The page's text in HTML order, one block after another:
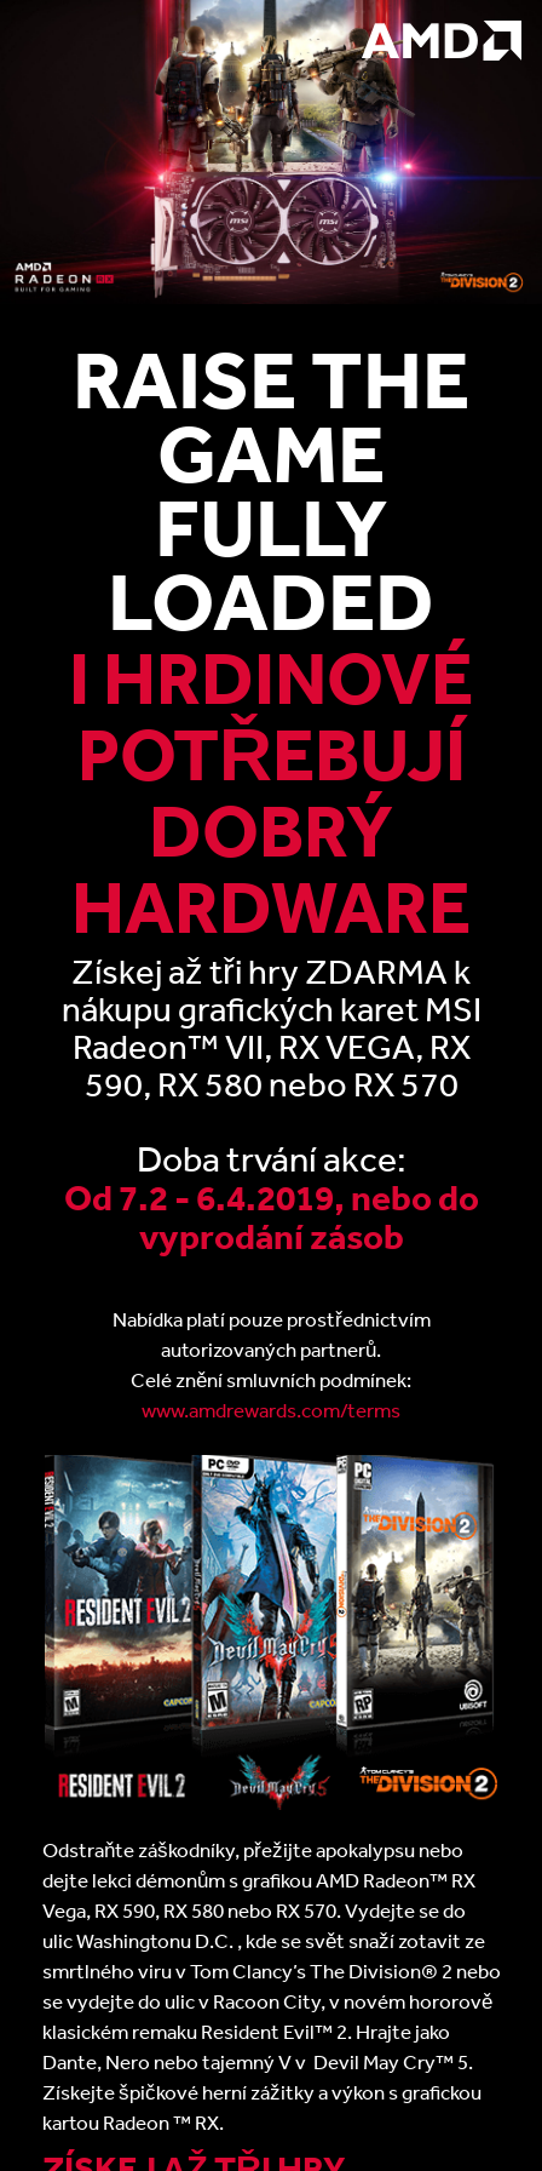
RAISE THE
GAME
FULLY
LOADED
I HRDINOVÉ
POTŘEBUJÍ
DOBRÝ
HARDWARE
Získej až tři hry ZDARMA k
nákupu grafických karet MSI
Radeon™ VII, RX VEGA, RX
590, RX 580 nebo RX 570
Doba trvání akce:
Od 7.2 - 6.4.2019, nebo do
vyprodání zásob
Nabídka platí pouze prostřednictvím
autorizovaných partnerů.
Celé znění smluvních podmínek:
www.amdrewards.com/terms
Odstraňte záškodníky, přežijte apokalypsu nebo
dejte lekci démonům s grafikou AMD Radeon™ RX
Vega, RX 590, RX 580 nebo RX 570. Vydejte se do
ulic Washingtonu D.C. , kde se svět snaží zotavit ze
smrtlného viru v Tom Clancy’s The Division® 2 nebo
se vydejte do ulic v Racoon City, v novém hororově
klasickém remaku Resident Evil™ 2. Hrajte jako
Dante, Nero nebo tajemný V v Devil May Cry™ 5.
Získejte špičkové herní zážitky a výkon s grafickou
kartou Radeon ™ RX.